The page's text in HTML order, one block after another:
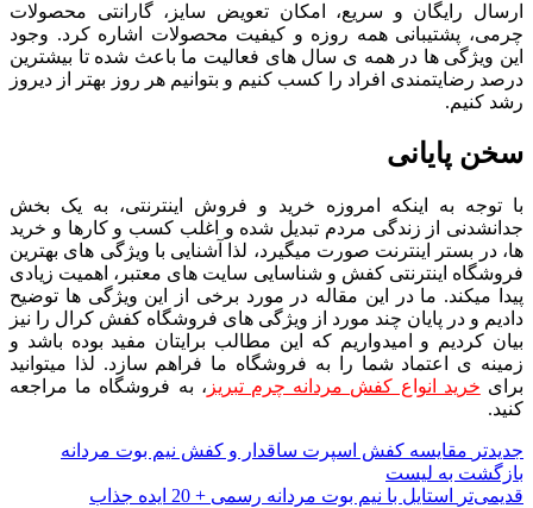
ارسال رایگان و سریع، امکان تعویض سایز، گارانتی محصولات
چرمی، پشتیبانی همه روزه و کیفیت محصولات اشاره کرد. وجود
این ویژگی ها در همه ی سال های فعالیت ما باعث شده تا بیشترین
درصد رضایتمندی افراد را کسب کنیم و بتوانیم هر روز بهتر از دیروز
رشد کنیم.
سخن پایانی
با توجه به اینکه امروزه خرید و فروش اینترنتی، به یک بخش
جدانشدنی از زندگی مردم تبدیل شده و اغلب کسب و کارها و خرید
ها، در بستر اینترنت صورت میگیرد، لذا آشنایی با ویژگی های بهترین
فروشگاه اینترنتی کفش و شناسایی سایت های معتبر، اهمیت زیادی
پیدا میکند. ما در این مقاله در مورد برخی از این ویژگی ها توضیح
دادیم و در پایان چند مورد از ویژگی های فروشگاه کفش کرال را نیز
بیان کردیم و امیدواریم که این مطالب برایتان مفید بوده باشد و
زمینه ی اعتماد شما را به فروشگاه ما فراهم سازد. لذا میتوانید
برای خرید انواع کفش مردانه چرم تبریز ، به فروشگاه ما مراجعه
کنید.
جدیدتر مقایسه کفش اسپرت ساقدار و کفش نیم بوت مردانه
بازگشت به لیست
قدیمی‌تر
استایل با نیم بوت مردانه رسمی + 20 ایده جذاب